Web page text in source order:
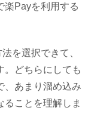
楽Payを利用する
を選択できて、
。どちらにしても
、あまり溜め込み
ことを理解しま